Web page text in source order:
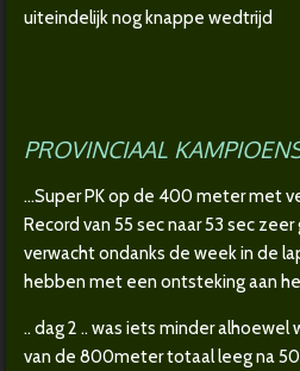
uiteindelijk nog knappe wedtrijd
PROVINCIAAL
...Super PK op de 400 meter met
Record van 55 sec naar 53 sec
verwacht ondanks de week in de
hebben met een ontsteking aan
.. dag 2 .. was iets minder
van de 800meter totaal leeg na